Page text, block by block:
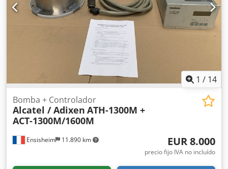
1 / 14
Ensisheim 11.890 km
Bomba + Controlador
Alcatel / Adixen ATH-1300M +
ACT-1300M/1600M
EUR 8.000
precio fijo IVA no incluído